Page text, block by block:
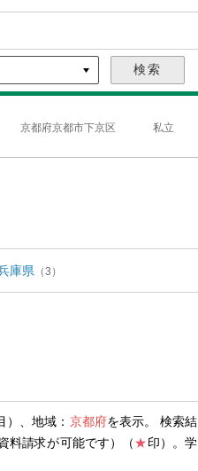
京都府京都市下京区 私立
庫県 （3）
）、地域： 京都府を表示。 検索結
料請求が可能です）（★印）。学